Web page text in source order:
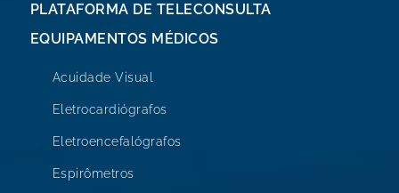
PLATAFORMA DE TELECONSULTA
EQUIPAMENTOS MÉDICOS
Acuidade Visual
Eletrocardiógrafos
Eletroencefalógrafos
Espirômetros